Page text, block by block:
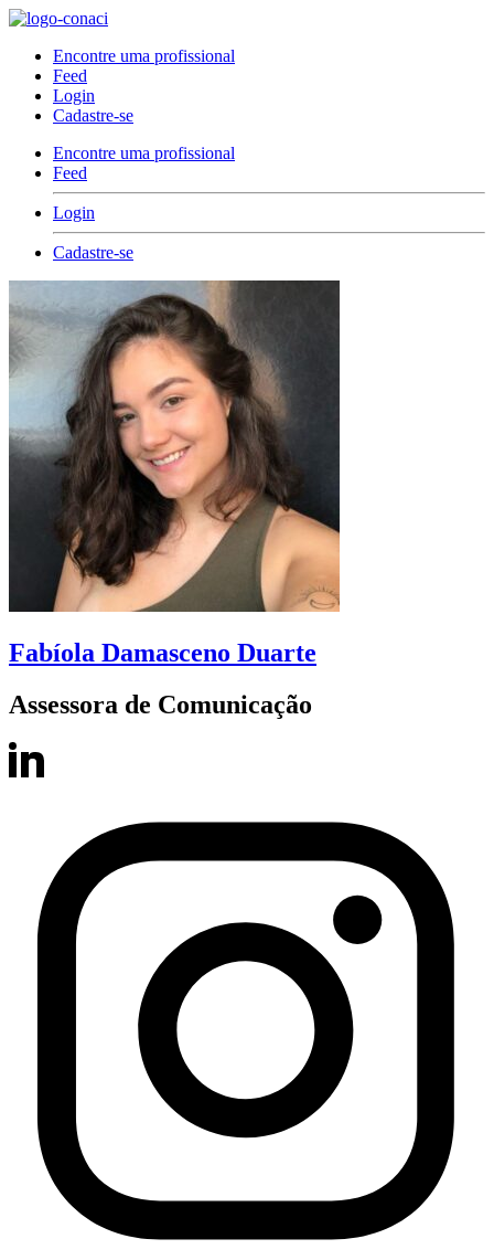
Encontre uma profissional
Feed
Login
Cadastre-se
Encontre uma profissional
Feed
Login
Cadastre-se
Fabíola Damasceno Duarte
Assessora de Comunicação